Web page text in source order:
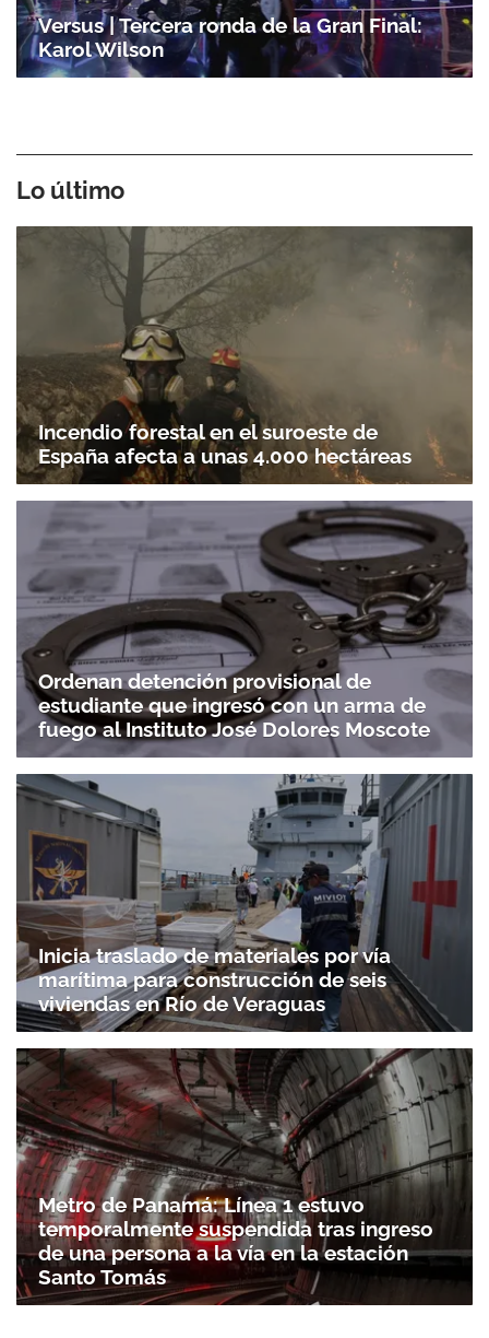
Versus | Tercera ronda de la Gran Final:
Karol Wilson
Lo último
Incendio forestal en el suroeste de
España afecta a unas 4.000 hectáreas
Ordenan detención provisional de
estudiante que ingresó con un arma de
fuego al Instituto José Dolores Moscote
Inicia traslado de materiales por vía
marítima para construcción de seis
viviendas en Río de Veraguas
Metro de Panamá: Línea 1 estuvo
temporalmente suspendida tras ingreso
de una persona a la vía en la estación
Santo Tomás